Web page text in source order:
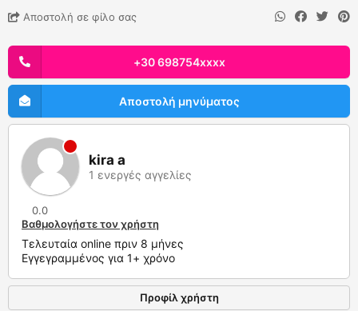
Αποστολή σε φίλο σας
+30 698754xxxx
Αποστολή μηνύματος
kira a
1 ενεργές αγγελίες
0.0
Βαθμολογήστε τον χρήστη
Τελευταία online πριν 8 μήνες
Εγγεγραμμένος για 1+ χρόνο
Προφίλ χρήστη